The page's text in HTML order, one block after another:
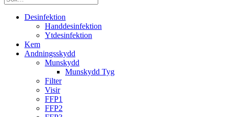
Desinfektion
Handdesinfektion
Ytdesinfektion
Kem
Andningsskydd
Munskydd
Munskydd Tyg
Filter
Visir
FFP1
FFP2